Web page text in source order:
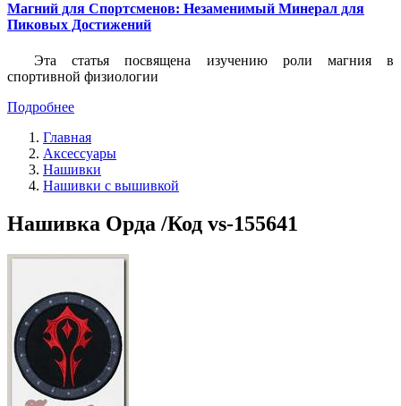
Магний для Спортсменов: Незаменимый Минерал для
Пиковых Достижений
Эта статья посвящена изучению роли магния в
спортивной физиологии
Подробнее
Главная
Аксессуары
Нашивки
Нашивки с вышивкой
Нашивка Орда /Код vs-155641